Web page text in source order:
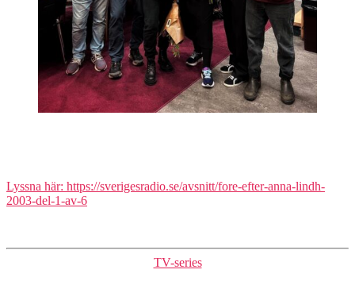
Lyssna här: https://sverigesradio.se/avsnitt/fore-efter-anna-lindh-
2003-del-1-av-6
Kategorier
TV-series